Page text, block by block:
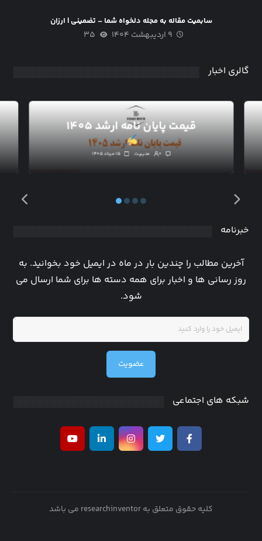
سابمیت مقاله به مجله دلخواه شما – تضمینی | ارزان
۹ اردیبهشت ۱۴۰۴ ۳۵
گالری اخبار
قیمت پایان نامه ارشد ۱۴۰۵
۱۵ مرداد ۱۴۰۵ مدیریت ۰
خبرنامه
آخرین مطالب را چندین بار در ماه در ایمیل خود بخوانید. به
روز رسانی ها و اخبار برای همه دسته ها برای شما ارسال می
شود.
عضویت
شبکه های اجتماعی
کلیه حقوق متعلق به researchinventor می باشد